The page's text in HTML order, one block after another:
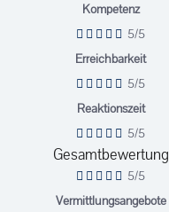
Kompetenz
5/5
Erreichbarkeit
5/5
Reaktionszeit
5/5
Gesamtbewertung
5/5
Vermittlungsangebote